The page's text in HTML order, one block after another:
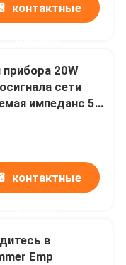
контактные
прибора 20W
сети
импеданс 50
контактные
в
Emp